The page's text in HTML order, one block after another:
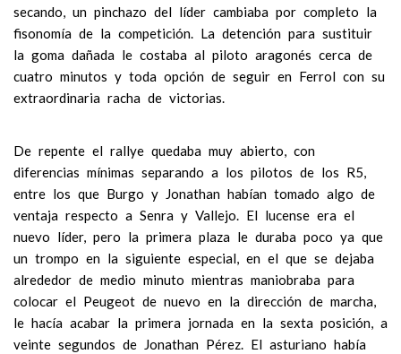
secando, un pinchazo del líder cambiaba por completo la
fisonomía de la competición. La detención para sustituir
la goma dañada le costaba al piloto aragonés cerca de
cuatro minutos y toda opción de seguir en Ferrol con su
extraordinaria racha de victorias.
De repente el rallye quedaba muy abierto, con
diferencias mínimas separando a los pilotos de los R5,
entre los que Burgo y Jonathan habían tomado algo de
ventaja respecto a Senra y Vallejo. El lucense era el
nuevo líder, pero la primera plaza le duraba poco ya que
un trompo en la siguiente especial, en el que se dejaba
alrededor de medio minuto mientras maniobraba para
colocar el Peugeot de nuevo en la dirección de marcha,
le hacía acabar la primera jornada en la sexta posición, a
veinte segundos de Jonathan Pérez. El asturiano había